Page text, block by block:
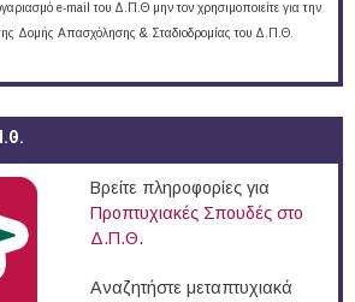
e-mail του Δ.Π.Θ μην τον χρησιμοποιείτε για την
Δομής Απασχόλησης & Σταδιοδρομίας του Δ.Π.Θ.
Βρείτε πληροφορίες για
Προπτυχιακές Σπουδές στο
Δ.Π.Θ.
Αναζητήστε μεταπτυχιακά